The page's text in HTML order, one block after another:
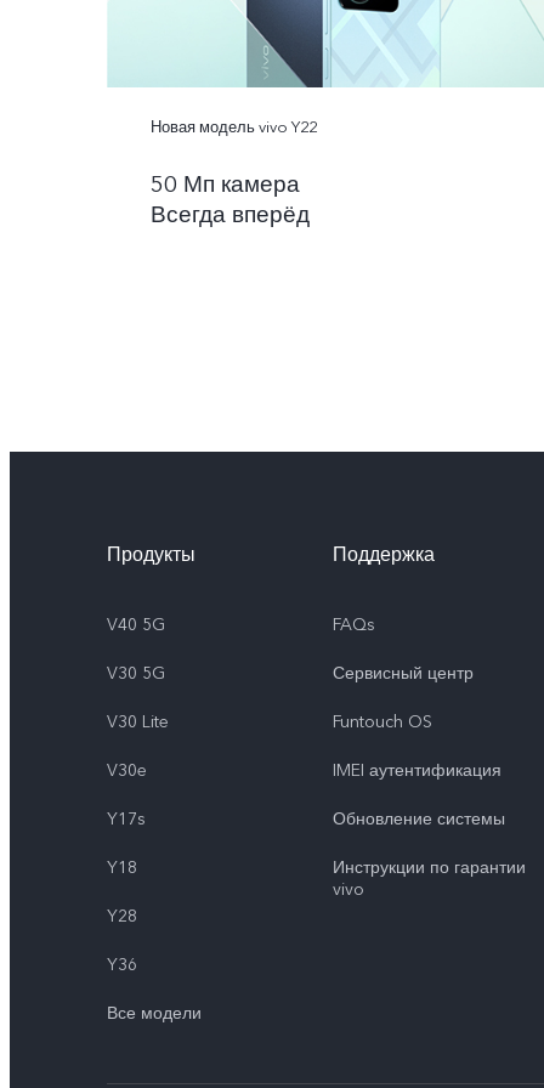
Новая модель vivo Y22
50 Мп камера
Всегда вперёд
Продукты
V40 5G
V30 5G
V30 Lite
V30e
Y17s
Y18
Y28
Y36
Все модели
Поддержка
FAQs
Сервисный центр
Funtouch OS
IMEI аутентификация
Обновление системы
Инструкции по гарантии
vivo